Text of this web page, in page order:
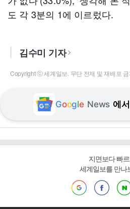
도 각 3분의 1에 이르렀다.
김수미 기자
Copyright ⓒ 세계일보. 무단 전재 및 재배포 금
Google News 에
지면보다 빠
세계일보를 만나